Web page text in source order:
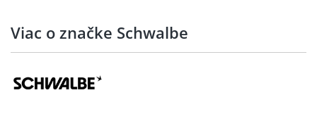
Viac o značke Schwalbe